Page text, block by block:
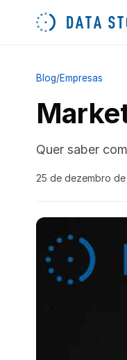
Blog/Empresas
Quer saber
25 de dezembro